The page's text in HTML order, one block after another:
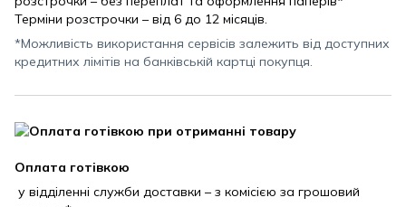
Терміни розстрочки – від 6 до 12 місяців.
*Можливість використання сервісів залежить від доступних
кредитних лімітів на банківській картці покупця.
Оплата готівкою
у відділенні служби доставки – з комісією за грошовий